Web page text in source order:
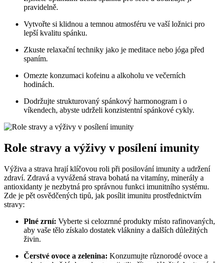
pravidelně.
Vytvořte si klidnou a temnou atmosféru ve vaší ložnici pro
lepší kvalitu spánku.
Zkuste relaxační techniky jako je meditace nebo jóga před
spaním.
Omezte konzumaci kofeinu a alkoholu ve večerních
hodinách.
Dodržujte strukturovaný spánkový harmonogram i o
víkendech, abyste udrželi konzistentní spánkové cykly.
Role stravy a výživy v posílení imunity
Výživa a strava hrají klíčovou roli při posilování imunity a udržení
zdraví. Zdravá a vyvážená strava bohatá na vitamíny, minerály a
antioxidanty je nezbytná pro správnou funkci imunitního systému.
Zde je pět osvědčených tipů, jak posílit imunitu prostřednictvím
stravy:
Plné zrní: Vyberte si celozrnné produkty místo rafinovaných,
aby vaše tělo získalo dostatek vlákniny a dalších důležitých
živin.
Čerstvé ovoce a zelenina: Konzumujte různorodé ovoce a